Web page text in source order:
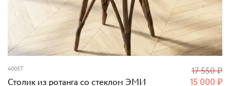
4005T
Столик из ротанга со стеклом ЭМИ 15 000₽
17 550₽